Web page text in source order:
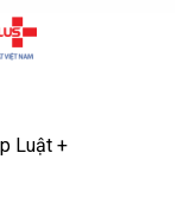
Luật +